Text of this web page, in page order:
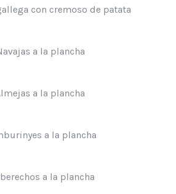
con cremoso de patata
a la plancha
a la plancha
a la plancha
a la plancha